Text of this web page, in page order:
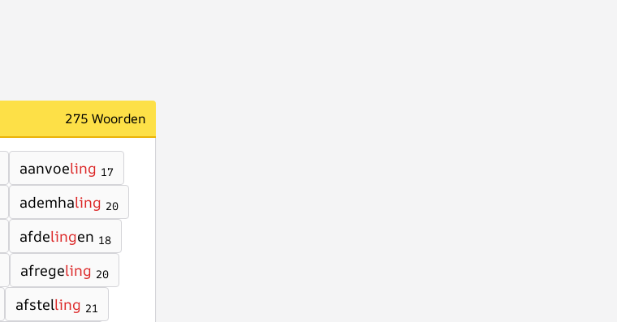
275 Woorden
aanvoeling 17
ademhaling 20
afdelingen 18
afregeling 20
afstelling 21